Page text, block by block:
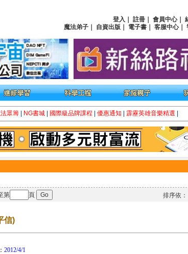
登入 註冊 會員中心｜
魔法弟子
自資出版 電子書 客服中心｜
眾籌 NG書城 國際級品牌課程 優惠通知 霹靂英雄音樂精選
第 頁 排序依：
信)
2012/4/1